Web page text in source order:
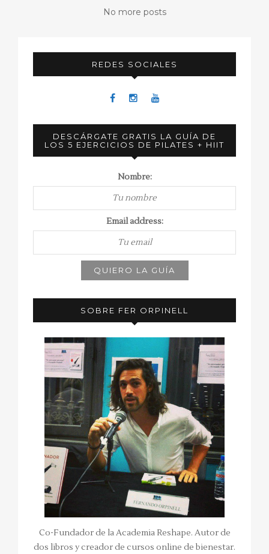
No more posts
REDES SOCIALES
DESCÁRGATE GRATIS LA GUÍA DE
LOS 5 EJERCICIOS DE PILATES + HIIT
Nombre:
Email address:
SOBRE FER ORPINELL
Co-Fundador de la Academia Reshape. Autor de
dos libros y creador de cursos online de bienestar.